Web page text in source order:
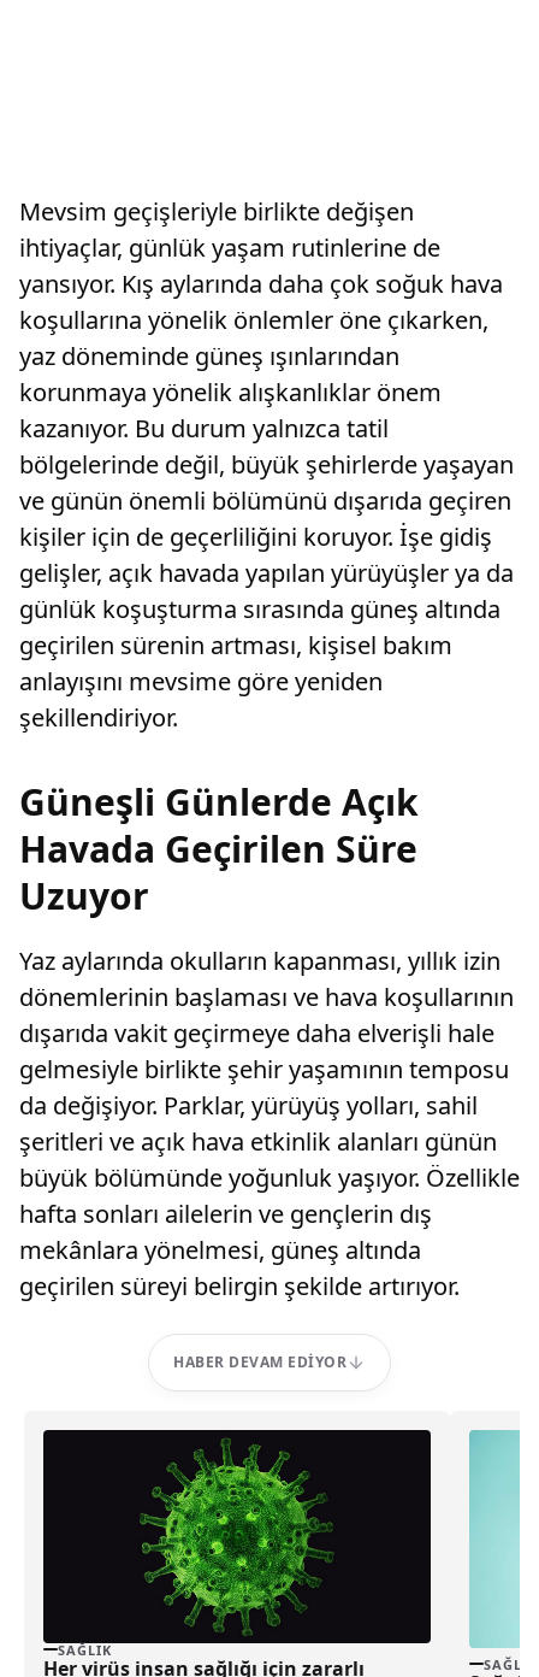
Mevsim geçişleriyle birlikte değişen
ihtiyaçlar, günlük yaşam rutinlerine de
yansıyor. Kış aylarında daha çok soğuk hava
koşullarına yönelik önlemler öne çıkarken,
yaz döneminde güneş ışınlarından
korunmaya yönelik alışkanlıklar önem
kazanıyor. Bu durum yalnızca tatil
bölgelerinde değil, büyük şehirlerde yaşayan
ve günün önemli bölümünü dışarıda geçiren
kişiler için de geçerliliğini koruyor. İşe gidiş
gelişler, açık havada yapılan yürüyüşler ya da
günlük koşuşturma sırasında güneş altında
geçirilen sürenin artması, kişisel bakım
anlayışını mevsime göre yeniden
şekillendiriyor.
Güneşli Günlerde Açık
Havada Geçirilen Süre
Uzuyor
Yaz aylarında okulların kapanması, yıllık izin
dönemlerinin başlaması ve hava koşullarının
dışarıda vakit geçirmeye daha elverişli hale
gelmesiyle birlikte şehir yaşamının temposu
da değişiyor. Parklar, yürüyüş yolları, sahil
şeritleri ve açık hava etkinlik alanları günün
büyük bölümünde yoğunluk yaşıyor. Özellikle
hafta sonları ailelerin ve gençlerin dış
mekânlara yönelmesi, güneş altında
geçirilen süreyi belirgin şekilde artırıyor.
HABER DEVAM EDIYOR
SAĞLIK
Her virüs insan sağlığı için zararlı
SAĞLIK